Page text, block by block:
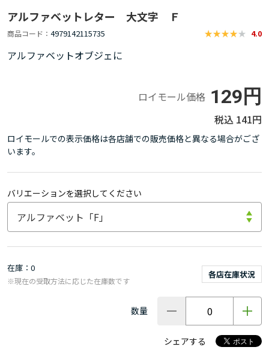
アルファベットレター 大文字 Ｆ
商品コード 4979142115735 4.0
アルファベットオブジェに
ロイモール価格 129円
141円
ロイモールでの表示価格は各店舗での販売価格と異なる場合がござ
います。
バリエーションを選択してください
在庫 0
各店在庫状況
※現在の受取方法に応じた在庫数です
数量
シェアする